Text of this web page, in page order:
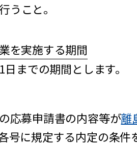
うこと。
を実施する期間
までの期間とします。
応募申請書の内容等が離
に規定する内定の条件